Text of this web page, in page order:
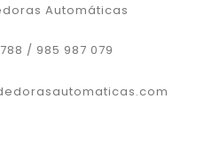
Automáticas
/ 985 987 079